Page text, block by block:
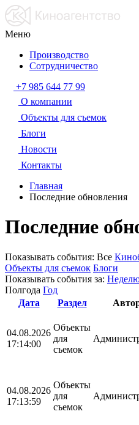
Меню
Производство
Сотрудничество
+7 985 644 77 99
О компании
Объекты для съемок
Блоги
Новости
Контакты
Главная
Последние обновления
Последние
Показывать события: Все
Объекты для съемок Блоги
Показывать события за:
Полгода Год
Дата
Раздел
04.08.2026
17:14:00
Объекты
для
съемок
04.08.2026
17:13:59
Объекты
для
съемок